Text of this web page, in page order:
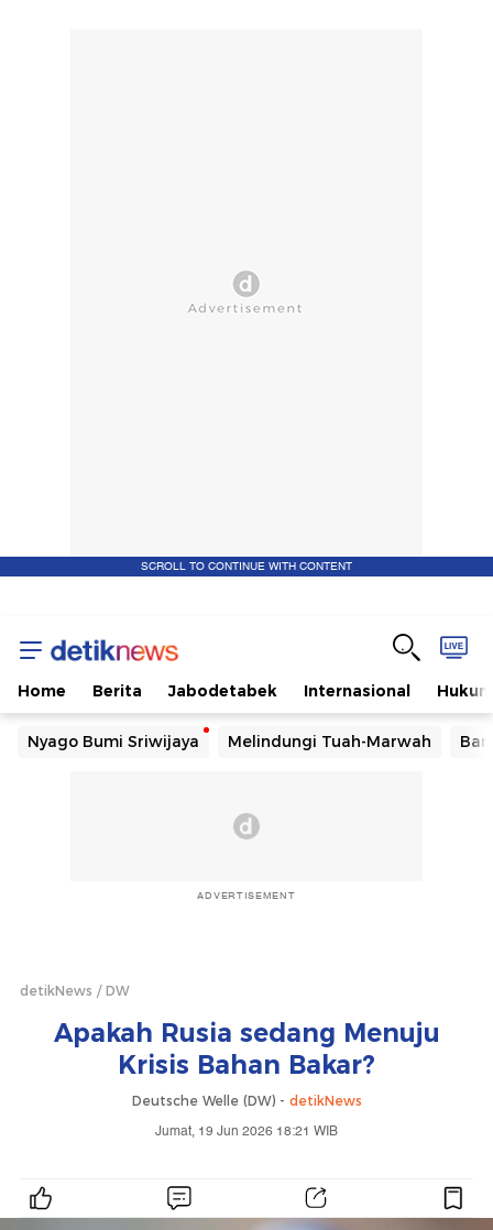
SCROLL TO CONTINUE WITH CONTENT
Home Berita Jabodetabek Internasional Hukum
Nyago Bumi Sriwijaya Melindungi Tuah-Marwah
ADVERTISEMENT
detikNews DW
Apakah Rusia sedang Menuju
Krisis Bahan Bakar?
Deutsche Welle (DW) - detikNews
Jumat, 19 Jun 2026 18:21 WIB